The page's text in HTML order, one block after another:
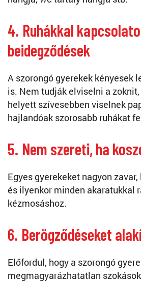
4. Ruhákkal
beidegződések
A szorongó gyerekek kényesek
is. Nem tudják elviselni a
helyett szívesebben viselnek
hajlandóak szorosabb ruhákat
5. Nem szereti, ha
Egyes gyerekeket nagyon
és ilyenkor minden akaratukkal
kézmosáshoz.
6. Berögződéseket
Előfordul, hogy a szorongó
megmagyarázhatatlan